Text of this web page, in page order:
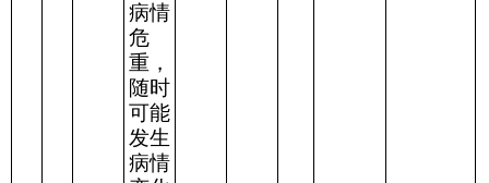
病情
危
重，
随时
可能
发生
病情